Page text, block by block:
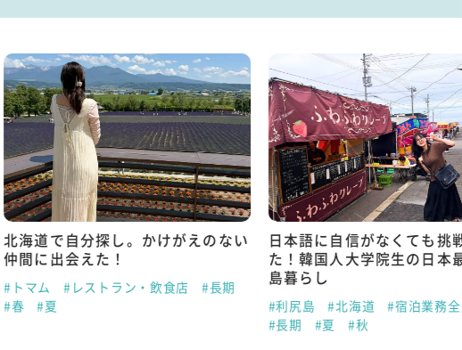
北海道で自分探し。かけがえのない
仲間に出会えた！
#トマム #レストラン・飲食店
#長期
#春
#夏
日本語に自信がなくても挑
た！韓国人大学院生の日本
島暮らし
#利尻島 #北海道
#宿泊業務
#長期
#夏 #秋